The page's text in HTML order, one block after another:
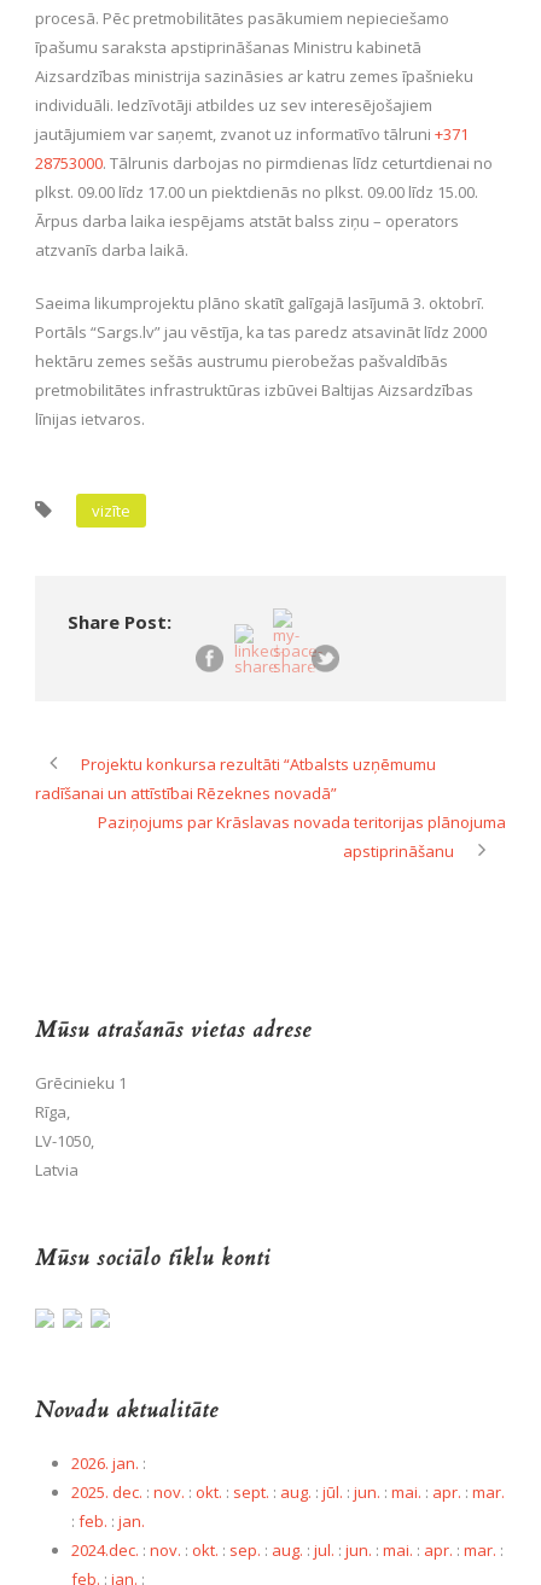
procesā. Pēc pretmobilitātes pasākumiem nepieciešamo
īpašumu saraksta apstiprināšanas Ministru kabinetā
Aizsardzības ministrija sazināsies ar katru zemes īpašnieku
individuāli. Iedzīvotāji atbildes uz sev interesējošajiem
jautājumiem var saņemt, zvanot uz informatīvo tālruni +371
28753000. Tālrunis darbojas no pirmdienas līdz ceturtdienai no
plkst. 09.00 līdz 17.00 un piektdienās no plkst. 09.00 līdz 15.00.
Ārpus darba laika iespējams atstāt balss ziņu – operators
atzvanīs darba laikā.
Saeima likumprojektu plāno skatīt galīgajā lasījumā 3. oktobrī.
Portāls “Sargs.lv” jau vēstīja, ka tas paredz atsavināt līdz 2000
hektāru zemes sešās austrumu pierobežas pašvaldībās
pretmobilitātes infrastruktūras izbūvei Baltijas Aizsardzības
līnijas ietvaros.
vizīte
Share Post:
Projektu konkursa rezultāti “Atbalsts uzņēmumu
radīšanai un attīstībai Rēzeknes novadā”
Paziņojums par Krāslavas novada teritorijas plānojuma
apstiprināšanu
Mūsu atrašanās vietas adrese
Grēcinieku 1
Rīga,
LV-1050,
Latvia
Mūsu sociālo tīklu konti
Novadu aktualitāte
2026. jan. :
2025. dec. : nov. : okt. : sept. : aug. : jūl. : jun. : mai. : apr. : mar.
: feb. : jan.
2024.dec. : nov. : okt. : sep. : aug. : jul. : jun. : mai. : apr. : mar. :
feb. : jan. :